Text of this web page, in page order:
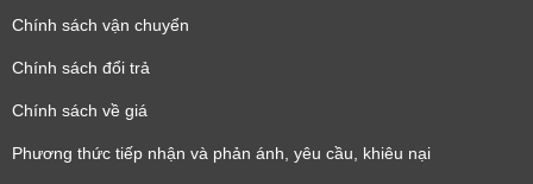
Chính sách vận chuyển
Chính sách đổi trả
Chính sách về giá
Phương thức tiếp nhận và phản ánh, yêu cầu, khiêu nại